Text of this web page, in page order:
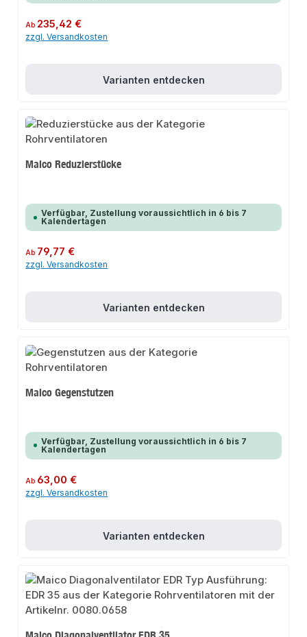
Regulärer Preis:
Ab 235,42 €
zzgl. Versandkosten
Varianten entdecken
Maico Reduzierstücke
Verfügbar, Zustellung voraussichtlich in 6 bis 7
Kalendertagen
Regulärer Preis:
Ab 79,77 €
zzgl. Versandkosten
Varianten entdecken
Maico Gegenstutzen
Verfügbar, Zustellung voraussichtlich in 6 bis 7
Kalendertagen
Regulärer Preis:
Ab 63,00 €
zzgl. Versandkosten
Varianten entdecken